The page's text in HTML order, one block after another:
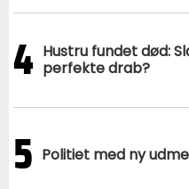
4 Hustru fundet død:
perfekte drab?
5 Politiet med ny